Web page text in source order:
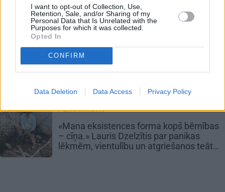
I want to opt-out of Collection, Use,
Retention, Sale, and/or Sharing of my
Personal Data that Is Unrelated with the
Purposes for which it was collected.
Opted In
CONFIRM
Data Deletion Data Access Privacy Policy
mainās preču remonta un garantijas
noteikumi
FOTO: Klostera dzīves noslēpumi –
ielūkojamies Viļānu Svētā Alberta Lielā
PERSONĪBAS
«Mana eksistences forma kopš bērnības
– cīņa.» Lauris Dzelzītis par panikas
lēkmēm, vientulību un atgriešanos teātrī